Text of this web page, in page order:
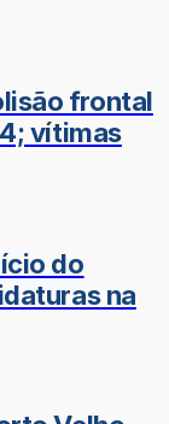
frontal
vítimas
do
na